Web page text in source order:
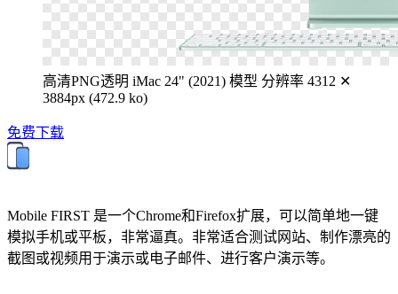
高清PNG透明 iMac 24" (2021) 模型 分辨率 4312 ✕
3884px (472.9 ko)
免费下载
Mobile FIRST 是一个Chrome和Firefox扩展，可以简单地一键
模拟手机或平板，非常逼真。非常适合测试网站、制作漂亮的
截图或视频用于演示或电子邮件、进行客户演示等。